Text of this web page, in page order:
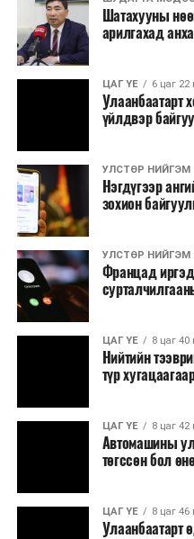
болон арилжааны
бүтээгдэхүүний нөөц
борлуулах бүх шатанд
үйлдэж, бүртгэлийг ил
2026 оны намар
Засаг дарга
ажиллахыг Ерөнхий сайд
Нөөцийн махыг цахим
бэлтгэлийн явц, нөөцийн
хөнгөлөлттэй зээлийг
явдлыг таслан
өрсөлдөөнийг бий
Иргэд агуулах,
малчид системээр
Түүнчлэн түлш,
бүрдүүлэх зоорь,
Шатахууны
арилгахад
ЦАГ ҮЕ 6 цаг 22
Улаанбаатарт
үйлдвэр
УЛСТӨР НИЙГЭМ
Нэгдүгээр
зохион
УЛСТӨР НИЙГЭМ
Францад
ЦАГ ҮЕ 8 цаг 40
Нийтийн
түр
ЦАГ ҮЕ 8 цаг 42
Автомашины
төгссөн бол
ЦАГ ҮЕ 8 цаг 46
Улаанбаатарт